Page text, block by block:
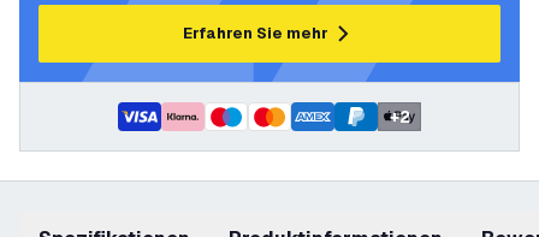
Erfahren Sie mehr
+2